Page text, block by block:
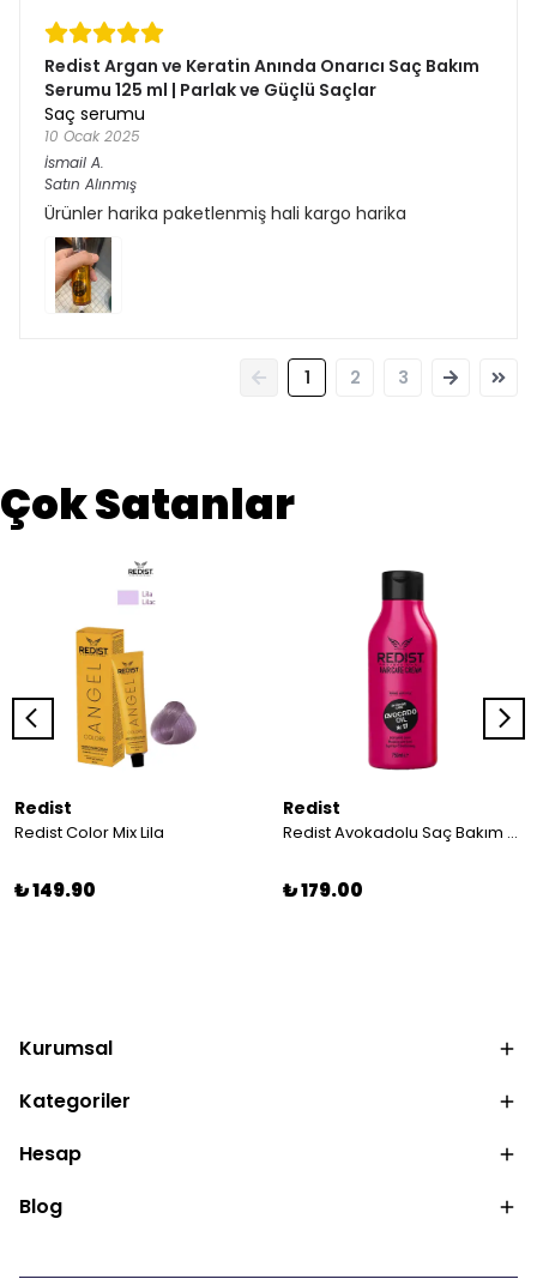
Redist Argan ve Keratin Anında Onarıcı Saç Bakım
Serumu 125 ml | Parlak ve Güçlü Saçlar
Saç serumu
10 Ocak 2025
İsmail A.
Satın Alınmış
Ürünler harika paketlenmiş hali kargo harika
1 2 3
Çok Satanlar
Redist
Redist Color Mix Lila
₺ 149.90
Redist
Redist Avokadolu Saç Bakım Kremi 750 ml | Yoğun Nemlendirici Bakım, Yumuşak ve Parlak Görünüm
₺ 179.00
Kurumsal
Kategoriler
Hesap
Blog